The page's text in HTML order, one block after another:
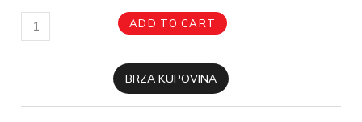
ADD TO CART
BRZA KUPOVINA